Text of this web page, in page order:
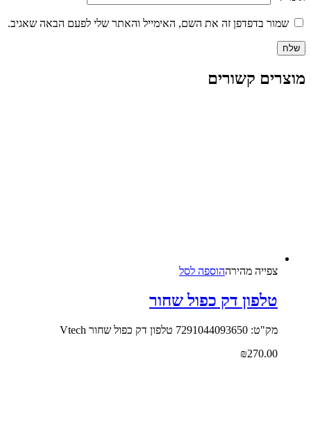
שמור בדפדפן זה את השם, האימייל והאתר שלי לפעם הבאה שאגיב.
מוצרים קשורים
צפייה‬ ‫מהירה‬הוספה לסל
טלפון דק כפול שחור
מק"ט: 7291044093650 טלפון דק כפול שחור Vtech
₪270.00